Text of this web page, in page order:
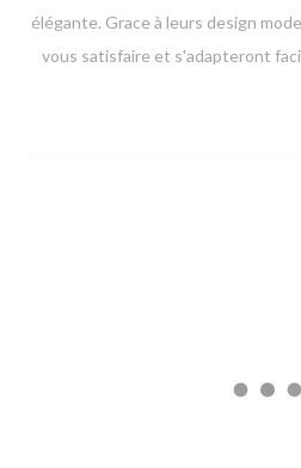
élégante. Grace à leurs design
vous satisfaire et s'adapteront